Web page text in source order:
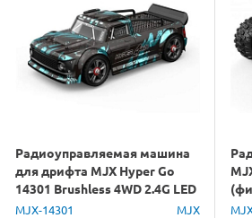
Радиоуправляемая машина
для дрифта MJX Hyper Go
14301 Brushless 4WD 2.4G LED
1/14 RTR
MJX-14301 MJX